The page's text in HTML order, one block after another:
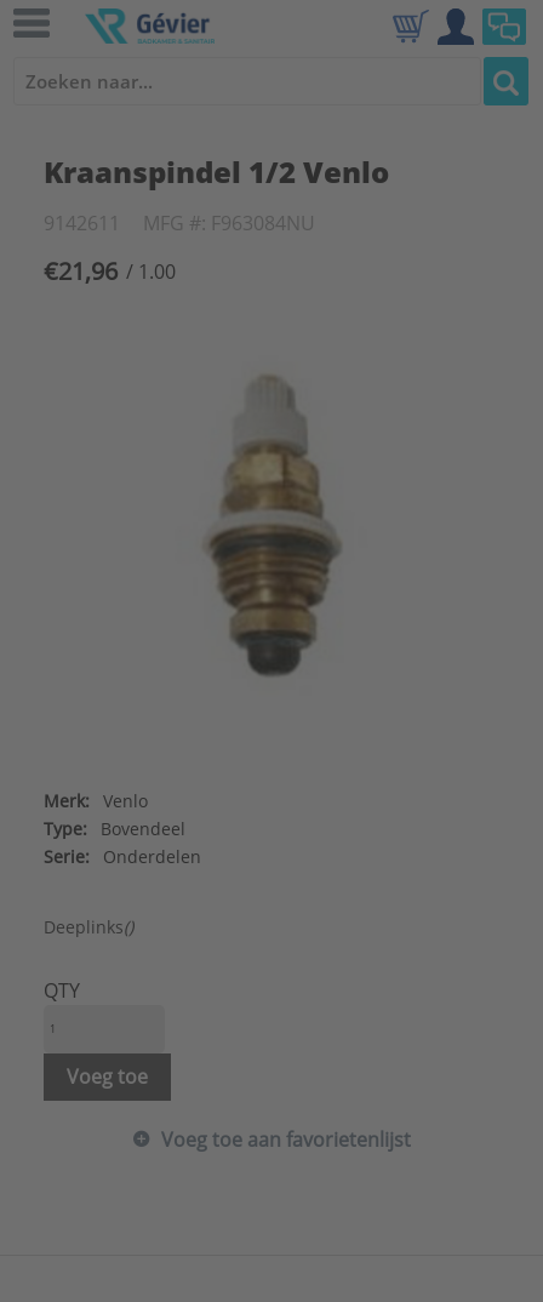
Kraanspindel 1/2 Venlo
9142611 MFG #: F963084NU
€21,96 / 1.00
Merk:
Venlo
Type:
Bovendeel
Serie:
Onderdelen
Deeplinks()
QTY
Voeg toe
Voeg toe aan favorietenlijst